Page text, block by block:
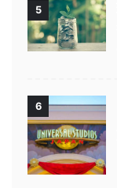
5
6